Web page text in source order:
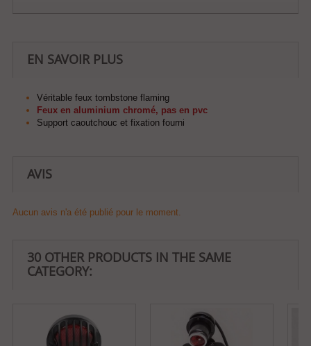
EN SAVOIR PLUS
Véritable feux tombstone flaming
Feux en aluminium chromé, pas en pvc
Support caoutchouc et fixation fourni
AVIS
Aucun avis n'a été publié pour le moment.
30 OTHER PRODUCTS IN THE SAME
CATEGORY: